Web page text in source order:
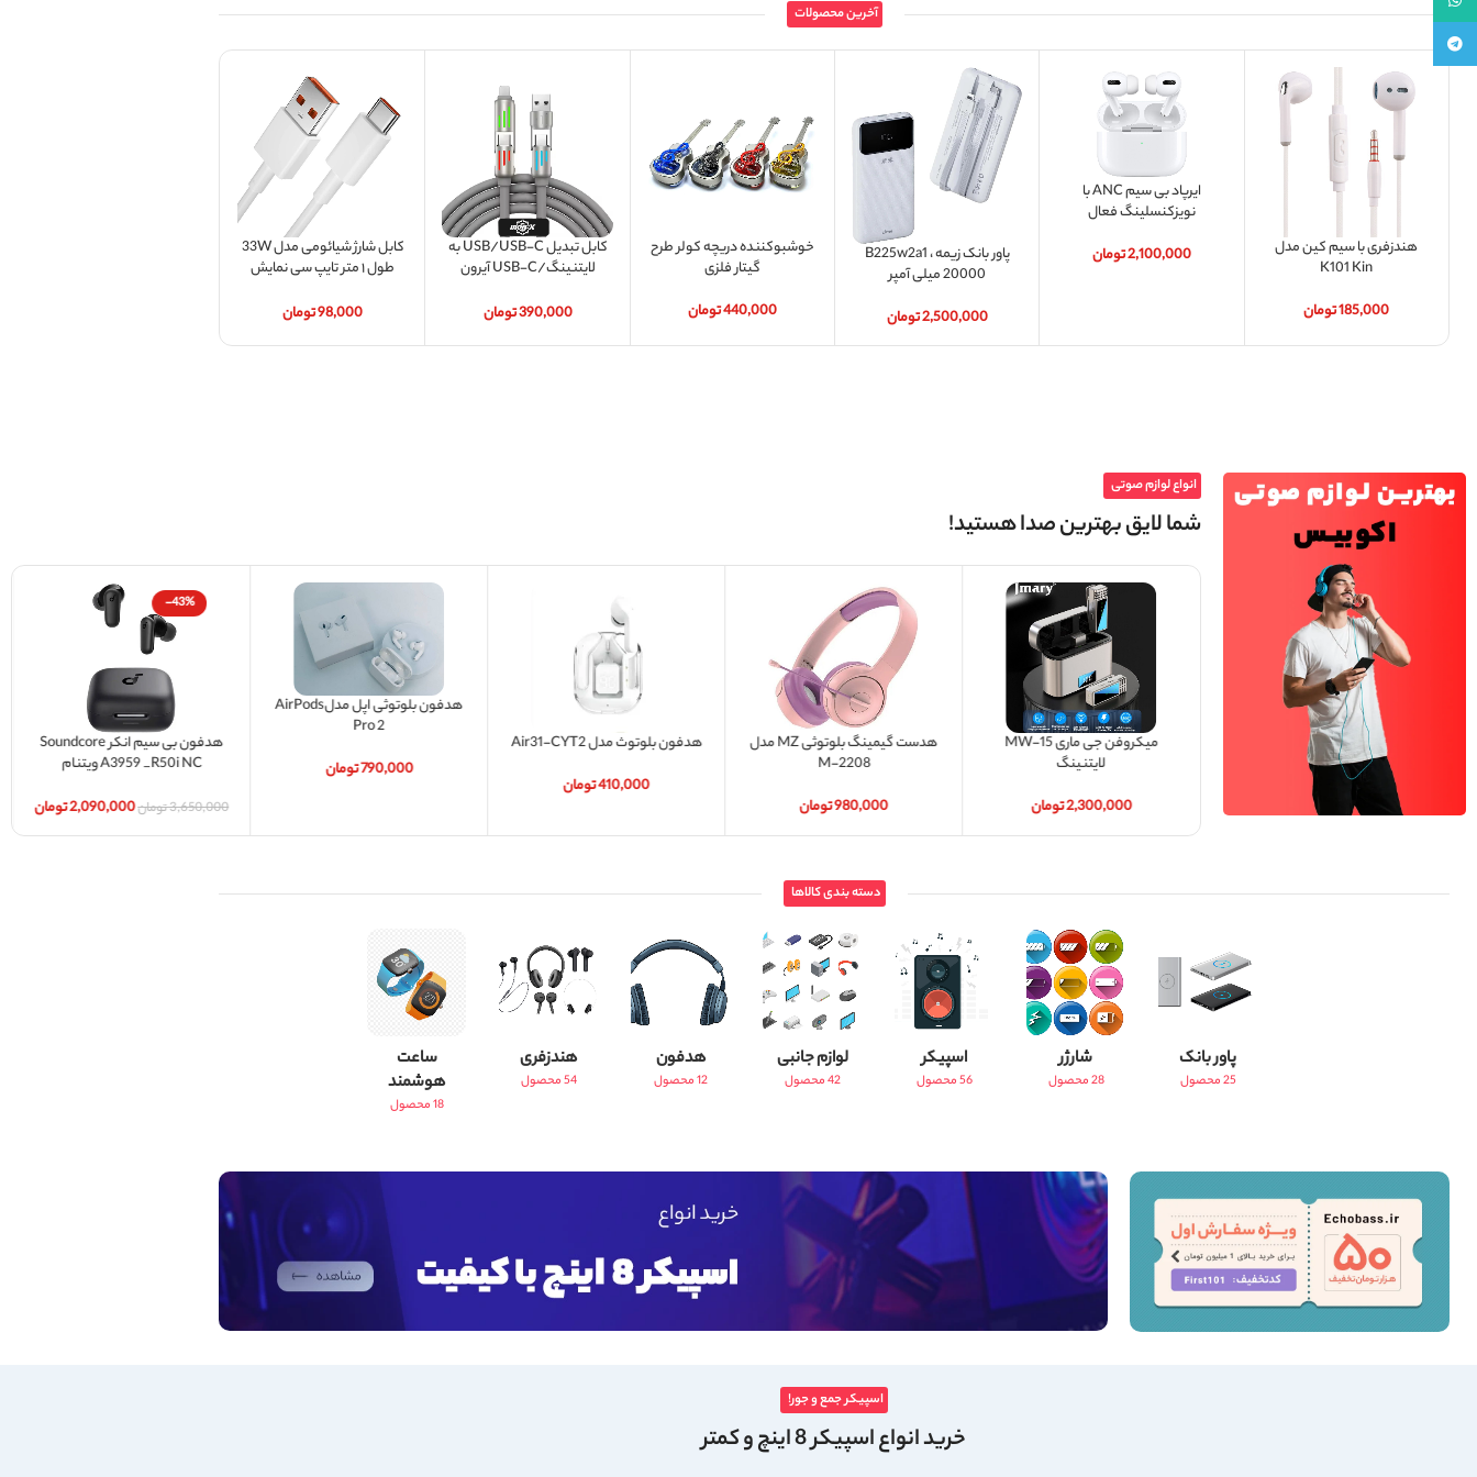
آخرین محصولات
هندزفری با سیم کین مدل
K101 Kin
185,000تومان
ایرپاد بی سیم ANC با
نویزکنسلینگ فعال
2,100,000تومان
پاور بانک زیمه B225w2a1 ،
20000 میلی آمپر
2,500,000تومان
خوشبوکننده دریچه کولر طرح
گیتار فلزی
440,000تومان
کابل تبدیل USB/USB-C به
لایتنینگ/USB-C آیرون
SUPERFAST240W 4IN1
390,000تومان
کابل شارژ شیائومی مدل 33W
طول ۱ متر تایپ سی نمایش
98,000تومان
انواع لوازم صوتی
شما لایق بهترین صدا هستید!
اپل ایرپاد 2 AirPods (های کپی)
900,000
میکروفن جی ماری MW-15
لایتنینگ
2,300,000تومان
هدست گیمینگ بلوتوثی MZ مدل
M-2208
980,000تومان
هدفون بلوتوث مدل Air31-CYT2
410,000تومان
هدفون بلوتوثی اپل مدلAirPods
Pro 2
790,000تومان
-43%
هدفون بی سیم انکر Soundcore
A3959 _R50i NC ویتنام
3,650,000تومان2,090,000تومان
دسته بندی کالاها
پاور بانک
25 محصول
شارژر
28 محصول
اسپیکر
56 محصول
لوازم جانبی
42 محصول
هدفون
12 محصول
هندزفری
54 محصول
ساعت
هوشمند
18 محصول
اسپیکر جمع و جور!
خرید انواع اسپیکر 8 اینچ و کمتر